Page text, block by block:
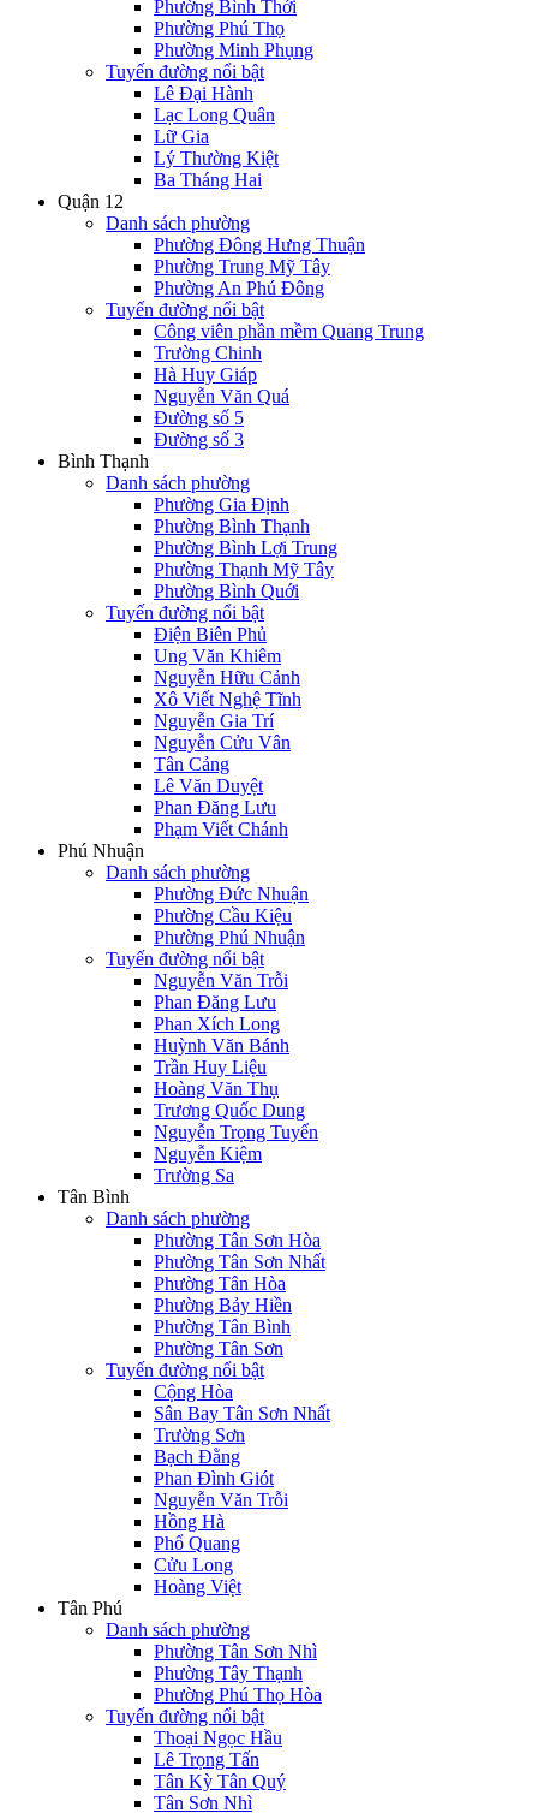
Phường Bình Thới
Phường Phú Thọ
Phường Minh Phụng
Tuyến đường nổi bật
Lê Đại Hành
Lạc Long Quân
Lữ Gia
Lý Thường Kiệt
Ba Tháng Hai
Quận 12
Danh sách phường
Phường Đông Hưng Thuận
Phường Trung Mỹ Tây
Phường An Phú Đông
Tuyến đường nổi bật
Công viên phần mềm Quang Trung
Trường Chinh
Hà Huy Giáp
Nguyễn Văn Quá
Đường số 5
Đường số 3
Bình Thạnh
Danh sách phường
Phường Gia Định
Phường Bình Thạnh
Phường Bình Lợi Trung
Phường Thạnh Mỹ Tây
Phường Bình Quới
Tuyến đường nổi bật
Điện Biên Phủ
Ung Văn Khiêm
Nguyễn Hữu Cảnh
Xô Viết Nghệ Tĩnh
Nguyễn Gia Trí
Nguyễn Cửu Vân
Tân Cảng
Lê Văn Duyệt
Phan Đăng Lưu
Phạm Viết Chánh
Phú Nhuận
Danh sách phường
Phường Đức Nhuận
Phường Cầu Kiệu
Phường Phú Nhuận
Tuyến đường nổi bật
Nguyễn Văn Trỗi
Phan Đăng Lưu
Phan Xích Long
Huỳnh Văn Bánh
Trần Huy Liệu
Hoàng Văn Thụ
Trương Quốc Dung
Nguyễn Trọng Tuyển
Nguyễn Kiệm
Trường Sa
Tân Bình
Danh sách phường
Phường Tân Sơn Hòa
Phường Tân Sơn Nhất
Phường Tân Hòa
Phường Bảy Hiền
Phường Tân Bình
Phường Tân Sơn
Tuyến đường nổi bật
Cộng Hòa
Sân Bay Tân Sơn Nhất
Trường Sơn
Bạch Đằng
Phan Đình Giót
Nguyễn Văn Trỗi
Hồng Hà
Phổ Quang
Cửu Long
Hoàng Việt
Tân Phú
Danh sách phường
Phường Tân Sơn Nhì
Phường Tây Thạnh
Phường Phú Thọ Hòa
Tuyến đường nổi bật
Thoại Ngọc Hầu
Lê Trọng Tấn
Tân Kỳ Tân Quý
Tân Sơn Nhì